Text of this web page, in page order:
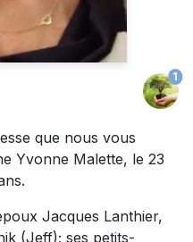
1
que nous vous
Yvonne Malette, le 23
Jacques Lanthier,
(Jeff); ses petits-